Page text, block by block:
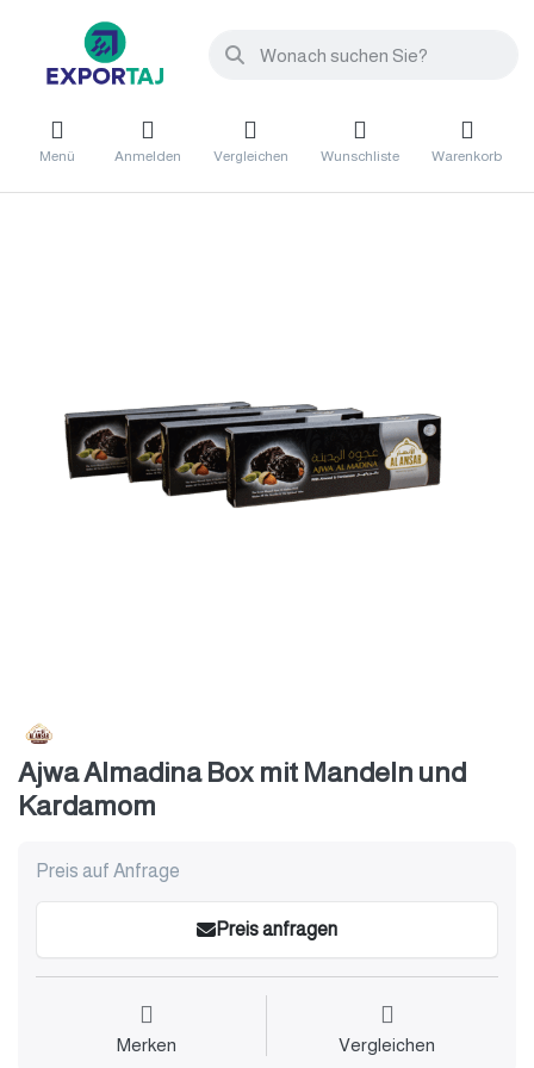
Menü Anmelden Vergleichen Wunschliste Warenkorb
Ajwa Almadina Box mit Mandeln und
Kardamom
Preis auf Anfrage
Preis anfragen
Merken Vergleichen